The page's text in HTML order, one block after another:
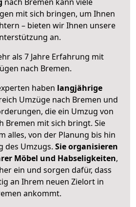
mit sich bringen, um Ihnen
– bieten wir Ihnen unsere
an.
als 7 Jahre Erfahrung mit
nach Bremen.
haben langjährige
Umzüge nach Bremen und
die ein Umzug von
Bremen mit sich bringt. Sie
alles, von der Planung bis hin
des Umzugs. Sie organisieren
Möbel und Habseligkeiten,
ein und sorgen dafür, dass
an Ihrem neuen Zielort in
ankommt.